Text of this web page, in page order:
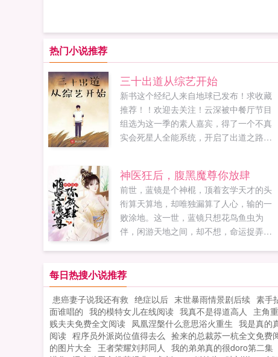
热门小说推荐
三十出道从综艺开始
新书这个经纪人来自地球已发布！求收藏
推荐！！欢迎去关注！云深被中餐厅节目
组选为这一季的素人嘉宾，得了一个不真
实会死星人全能系统，开启了出道之路。
王宽，更是一心报国楚云飞绘画篆刻核雕
书法都是他的拿手强项。连跑酷攀岩他也
是样样在行！但是为啥都觉得他应该谈对
象！云深我真不想谈恋爱！真香！全甜！
不甜不要钱！裙1091931654欢迎吐槽。...
神医狂后，腹黑魔尊你放肆
前世，蓝镜是个神棍，顶着玄学天才的头
衔算天算地，却唯独漏算了人心，输的一
败涂地。这一世，蓝镜只想花鸟鱼虫为
伴，闲游天地之间，却不想，命运捉弄，
尊，漠视六界，却独独让那一人入了眼，
上穷碧落下黄泉，虽九死其犹未悔。蓝镜
说前世，害我者，我必还之今生，爱我
者，我必护之！北堂君临说镜儿，那我从
前世护你到今生，你是不是该以身相许
了？蓝镜伸手聘礼拿来！某男恬不知耻的
每日热搜小说推荐
患癌妻子说我还有救 绝症以后 末世暴雨情景剧后续 素手
面谁唱的 我的模特女儿在线阅读 我真不是得道高人 主角
贱夫夫免费全文阅读 凤凰涅槃什么意思浴火重生 我是真的
阅读 程序员外派岗位值得去么 捡来的总裁苏一杭全文免费
的图片大全 王者荣耀刘邦同人 我的弟弟真的很doro第二集